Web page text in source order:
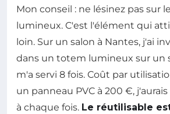
Mon conseil : ne lésinez pas sur
lumineux. C'est l'élément qui
loin. Sur un salon à Nantes, j'ai
dans un totem lumineux sur un
m'a servi 8 fois. Coût par
un panneau PVC à 200 €,
à chaque fois. Le réutilisable